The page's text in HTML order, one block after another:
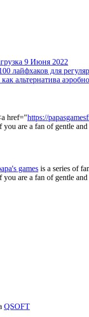
9 Июня 2022
лайфхаков для
альтернатива
href="https://
you are a fan of gentle
games is a series of
you are a fan of gentle
QSOFT